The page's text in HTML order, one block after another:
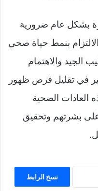
بشكل عام ضرورية
بنمط حياة صحي
الجيد والاهتمام
في تقليل فرص ظهور
العادات الصحية
بشرتهم وتحقيق
نسخ الرابط